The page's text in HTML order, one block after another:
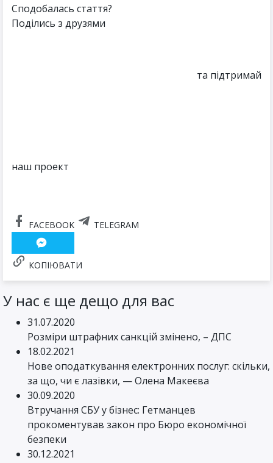
Сподобалась стаття?
Поділись з друзями
та підтримай
наш проект
FACEBOOK TELEGRAM
КОПІЮВАТИ
У нас є ще дещо для вас
31.07.2020
Розміри штрафних санкцій змінено, – ДПС
18.02.2021
Нове оподаткування електронних послуг: скільки,
за що, чи є лазівки, — Олена Макеєва
30.09.2020
Втручання СБУ у бізнес: Гетманцев
прокоментував закон про Бюро економічної
безпеки
30.12.2021